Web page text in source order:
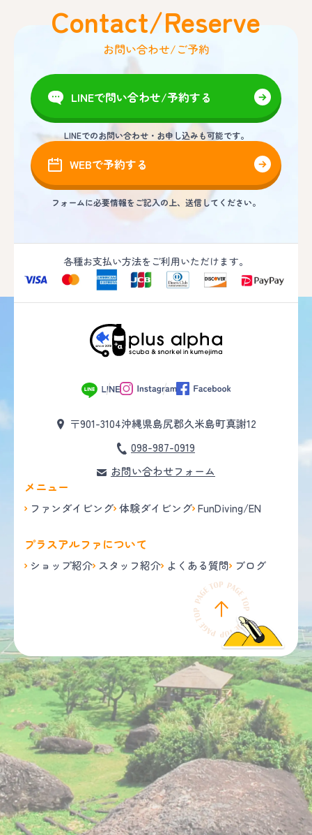
Contact/Reserve
お問い合わせ/ご予約
LINEで問い合わせ/予約する
LINEでのお問い合わせ・お申し込みも可能です。
WEBで予約する
フォームに必要情報をご記入の上、送信してください。
各種お支払い方法をご利用いただけます。
〒901-3104沖縄県島尻郡久米島町真謝12
098-987-0919
お問い合わせフォーム
メニュー
ファンダイビング 体験ダイビング FunDiving/EN
プラスアルファについて
ショップ紹介 スタッフ紹介 よくある質問 ブログ